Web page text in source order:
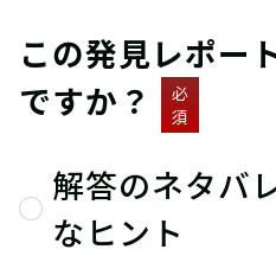
この発見レポー
ですか？
必
須
解答のネタバ
なヒント